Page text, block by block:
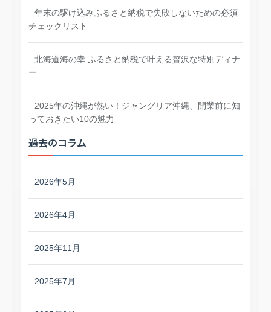
年末の駆け込みふるさと納税で失敗しないための必須
チェックリスト
北海道海の幸 ふるさと納税で叶える贅沢な特別ディナ
ー
2025年の沖縄が熱い！ジャングリア沖縄、開業前に知
っておきたい10の魅力
過去のコラム
2026年5月
2026年4月
2025年11月
2025年7月